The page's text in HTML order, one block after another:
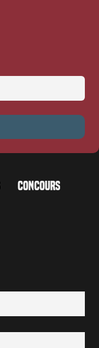
CONCOURS